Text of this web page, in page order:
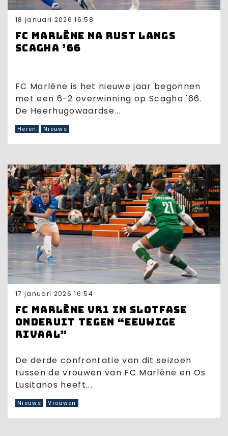
18 januari 2026 16:58
FC Marlène na rust langs
Scagha ’66
FC Marlène is het nieuwe jaar begonnen
met een 6-2 overwinning op Scagha '66.
De Heerhugowaardse...
Heren Nieuws
17 januari 2026 16:54
FC Marlène VR1 in slotfase
onderuit tegen “eeuwige
rivaal”
De derde confrontatie van dit seizoen
tussen de vrouwen van FC Marlène en Os
Lusitanos heeft...
Nieuws Vrouwen